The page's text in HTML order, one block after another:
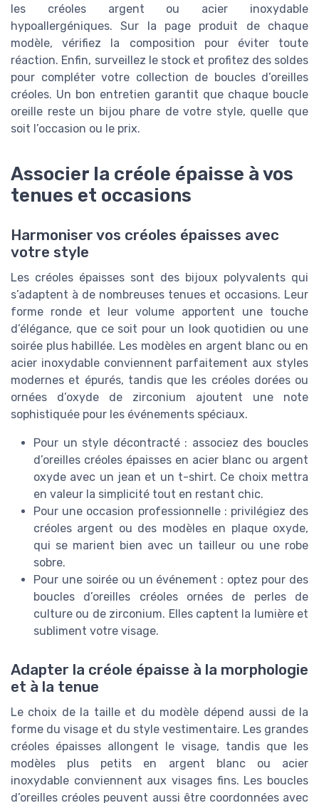
les créoles argent ou acier inoxydable
hypoallergéniques. Sur la page produit de chaque
modèle, vérifiez la composition pour éviter toute
réaction. Enfin, surveillez le stock et profitez des soldes
pour compléter votre collection de boucles d’oreilles
créoles. Un bon entretien garantit que chaque boucle
oreille reste un bijou phare de votre style, quelle que
soit l’occasion ou le prix.
Associer la créole épaisse à vos
tenues et occasions
Harmoniser vos créoles épaisses avec
votre style
Les créoles épaisses sont des bijoux polyvalents qui
s’adaptent à de nombreuses tenues et occasions. Leur
forme ronde et leur volume apportent une touche
d’élégance, que ce soit pour un look quotidien ou une
soirée plus habillée. Les modèles en argent blanc ou en
acier inoxydable conviennent parfaitement aux styles
modernes et épurés, tandis que les créoles dorées ou
ornées d’oxyde de zirconium ajoutent une note
sophistiquée pour les événements spéciaux.
Pour un style décontracté : associez des boucles
d’oreilles créoles épaisses en acier blanc ou argent
oxyde avec un jean et un t-shirt. Ce choix mettra
en valeur la simplicité tout en restant chic.
Pour une occasion professionnelle : privilégiez des
créoles argent ou des modèles en plaque oxyde,
qui se marient bien avec un tailleur ou une robe
sobre.
Pour une soirée ou un événement : optez pour des
boucles d’oreilles créoles ornées de perles de
culture ou de zirconium. Elles captent la lumière et
subliment votre visage.
Adapter la créole épaisse à la morphologie
et à la tenue
Le choix de la taille et du modèle dépend aussi de la
forme du visage et du style vestimentaire. Les grandes
créoles épaisses allongent le visage, tandis que les
modèles plus petits en argent blanc ou acier
inoxydable conviennent aux visages fins. Les boucles
d’oreilles créoles peuvent aussi être coordonnées avec